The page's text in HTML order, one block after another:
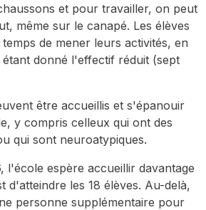
et pour travailler, on peut
même sur le canapé. Les élèves
de mener leurs activités, en
donné l'effectif réduit (sept
être accueillis et s'épanouir
y compris celleux qui ont des
qui sont neuroatypiques.
l'école espère accueillir davantage
d'atteindre les 18 élèves. Au-delà,
personne supplémentaire pour